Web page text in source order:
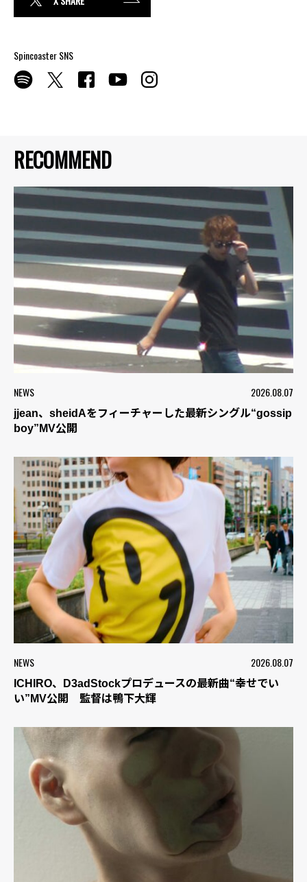
RECOMMEND
NEWS 2026.08.07
jjean、sheidAをフィーチャーした最新シングル“gossip
boy”MV公開
NEWS 2026.08.07
ICHIRO、D3adStockプロデュースの最新曲“幸せでい
い”MV公開 監督は鴨下大輝
Spincoaster SNS